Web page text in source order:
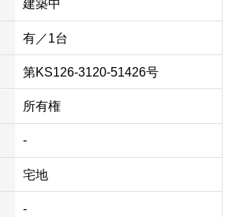
建築中
有／1台
第KS126-3120-51426号
所有権
-
宅地
-